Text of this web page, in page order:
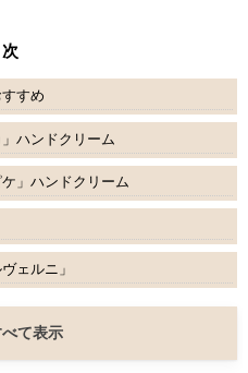
すめ
ハンドクリーム
」ハンドクリーム
ェルニ」
て表示